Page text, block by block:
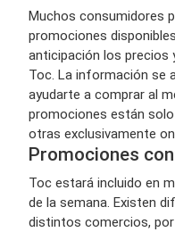
Muchos consumidores
promociones
anticipación los precios
Toc. La información se
ayudarte a comprar al
promociones están
otras exclusivamente
Promociones
Toc estará incluido en
de la semana. Existen
distintos comercios,